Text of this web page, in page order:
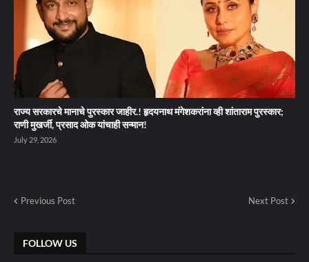
राज्य सरकारचे मानाचे पुरस्कार जाहीर.! हृदयनाथ मंगेशकरांना व्ही शांताराम पुरस्कार;
राणी मुखर्जी, प्रसाद ओक यांचाही सन्मान!
July 29, 2026
Previous Post Next Post
FOLLOW US